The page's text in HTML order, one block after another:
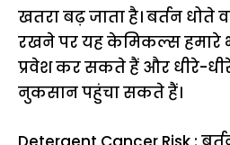
खतरा बढ़ जाता है। बर्तन धोते
रखने पर यह केमिकल्स हमारे
प्रवेश कर सकते हैं और धीरे-
नुकसान पहुंचा सकते हैं।